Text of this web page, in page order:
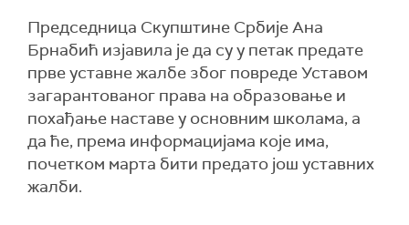
Председница Скупштине Србије Ана
Брнабић изјавила је да су у петак предате
прве уставне жалбе због повреде Уставом
загарантованог права на образовање и
похађање наставе у основним школама, а
да ће, према информацијама које има,
почетком марта бити предато још уставних
жалби.